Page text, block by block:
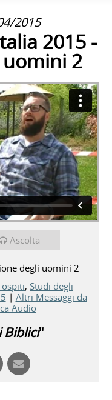
2015
2015 -
uomini 2
Ascolta
degli uomini 2
, Studi degli
| Altri Messaggi da
Audio
Biblici"